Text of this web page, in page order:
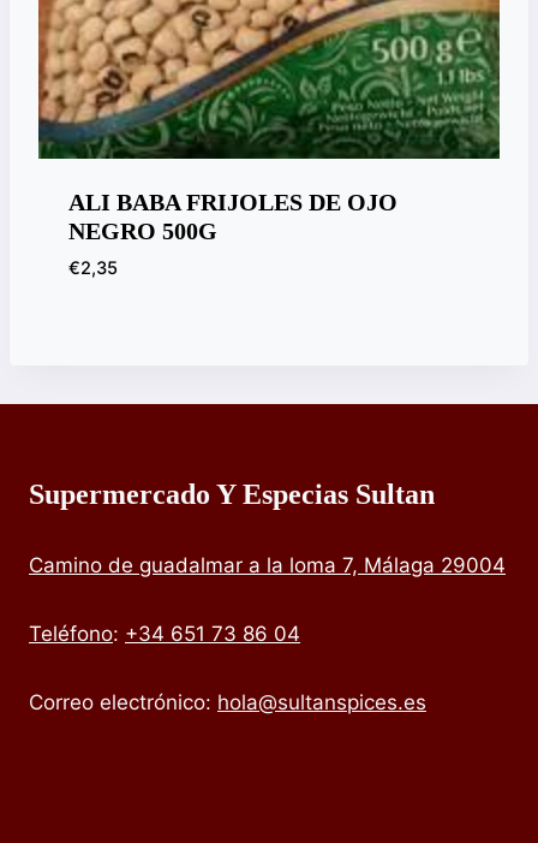
ALI BABA FRIJOLES DE OJO
NEGRO 500G
€2,35
Supermercado Y Especias Sultan
Camino de guadalmar a la loma 7, Málaga 29004
Teléfono: +34 651 73 86 04
Correo electrónico: hola@sultanspices.es